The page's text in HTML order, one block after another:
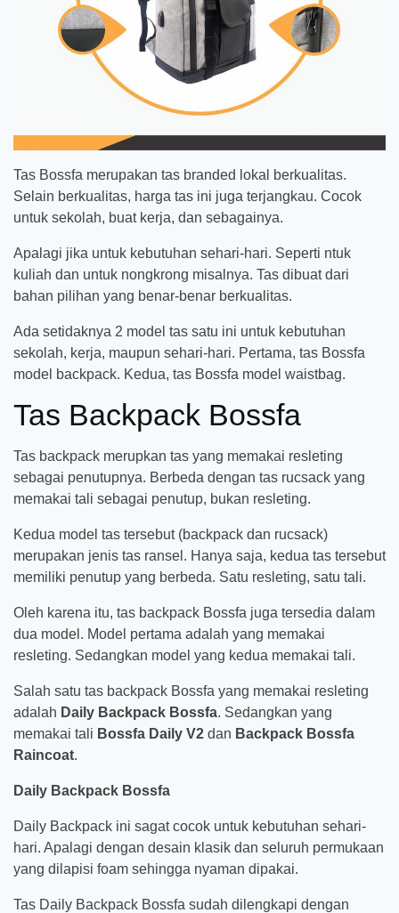
Tas Bossfa merupakan tas branded lokal berkualitas.
Selain berkualitas, harga tas ini juga terjangkau. Cocok
untuk sekolah, buat kerja, dan sebagainya.
Apalagi jika untuk kebutuhan sehari-hari. Seperti ntuk
kuliah dan untuk nongkrong misalnya. Tas dibuat dari
bahan pilihan yang benar-benar berkualitas.
Ada setidaknya 2 model tas satu ini untuk kebutuhan
sekolah, kerja, maupun sehari-hari. Pertama, tas Bossfa
model backpack. Kedua, tas Bossfa model waistbag.
Tas Backpack Bossfa
Tas backpack merupkan tas yang memakai resleting
sebagai penutupnya. Berbeda dengan tas rucsack yang
memakai tali sebagai penutup, bukan resleting.
Kedua model tas tersebut (backpack dan rucsack)
merupakan jenis tas ransel. Hanya saja, kedua tas tersebut
memiliki penutup yang berbeda. Satu resleting, satu tali.
Oleh karena itu, tas backpack Bossfa juga tersedia dalam
dua model. Model pertama adalah yang memakai
resleting. Sedangkan model yang kedua memakai tali.
Salah satu tas backpack Bossfa yang memakai resleting
adalah Daily Backpack Bossfa. Sedangkan yang
memakai tali Bossfa Daily V2 dan Backpack Bossfa
Raincoat.
Daily Backpack Bossfa
Daily Backpack ini sagat cocok untuk kebutuhan sehari-
hari. Apalagi dengan desain klasik dan seluruh permukaan
yang dilapisi foam sehingga nyaman dipakai.
Tas Daily Backpack Bossfa sudah dilengkapi dengan